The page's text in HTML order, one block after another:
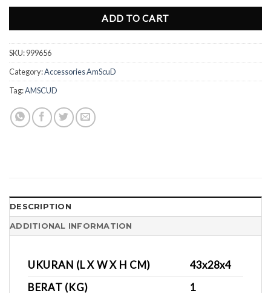
ADD TO CART
SKU:999656
Category:Accessories AmScuD
Tag:AMSCUD
DESCRIPTION
ADDITIONAL INFORMATION
UKURAN (L X W X H CM)
43x28x4
BERAT (KG)
1